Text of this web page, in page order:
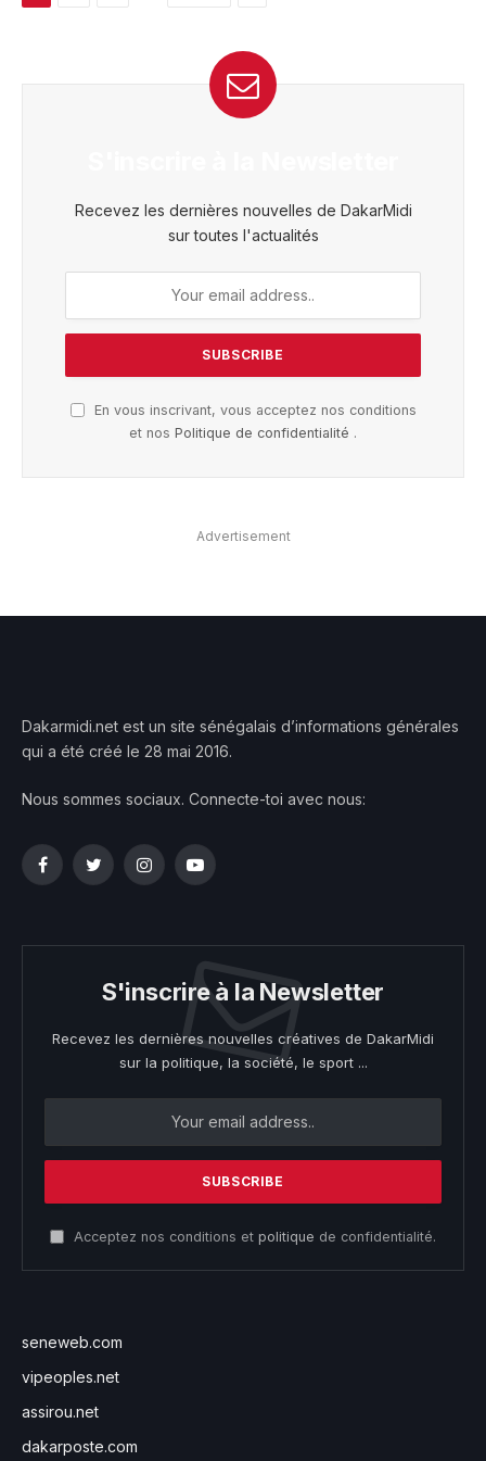
Recevez les dernières nouvelles de DakarMidi
sur toutes l'actualités
En vous inscrivant, vous acceptez nos conditions
et nos Politique de confidentialité .
Advertisement
Dakarmidi.net est un site sénégalais d’informations générales
qui a été créé le 28 mai 2016.
Nous sommes sociaux. Connecte-toi avec nous:
FacebookTwitterInstagramYouTube
S'inscrire à la Newsletter
Recevez les dernières nouvelles créatives de DakarMidi
sur la politique, la société, le sport ...
Acceptez nos conditions et politique de confidentialité.
seneweb.com
vipeoples.net
assirou.net
dakarposte.com